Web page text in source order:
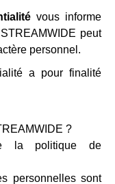
vous informe
peut
personnel.
a pour finalité
?
la politique de
personnelles sont